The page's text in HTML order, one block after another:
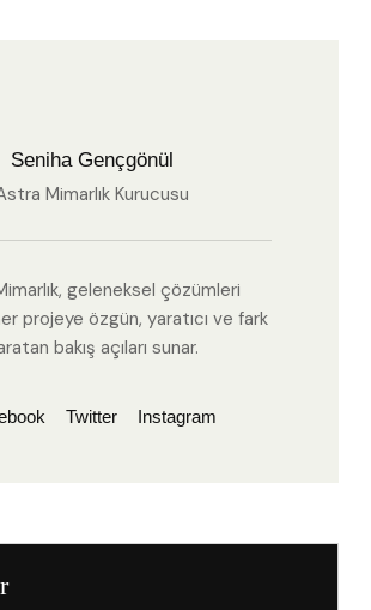
Seniha Gençgönül
Mimarlık Kurucusu
geleneksel çözümleri
projeye özgün, yaratıcı ve fark
bakış açıları sunar.
Twitter Instagram